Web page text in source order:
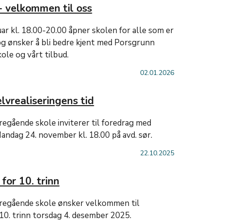
velkommen til oss
kl. 18.00-20.00 åpner skolen for alle som er
ønsker å bli bedre kjent med Porsgrunn
og vårt tilbud.
02.01.2026
tid
skole inviterer til foredrag med
24. november kl. 18.00 på avd. sør.
22.10.2025
10. trinn
skole ønsker velkommen til
trinn torsdag 4. desember 2025.